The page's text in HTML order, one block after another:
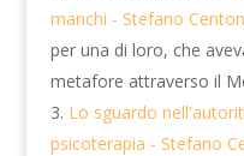
manchi - Stefano
per una di loro, che
metafore attraverso il
Lo sguardo
psicoterapia - Stefano